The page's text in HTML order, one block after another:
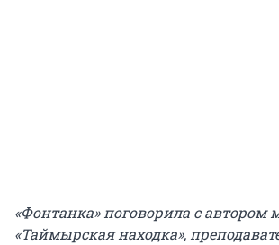
«Фонтанка» поговорила с автором
«Таймырская находка»,